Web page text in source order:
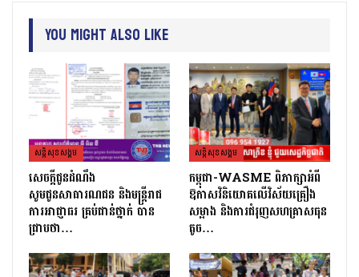
You Might Also Like
សន្តិសុខសង្គម
សេចក្ដីជូនដំណឹង
សូមជូនសាធារណជន និងមន្ត្រីរាជ
ការអាជ្ញាធរ គ្រប់ជាន់ថ្នាក់ បាន
ជ្រាបថា…
សន្តិសុខសង្គម
កម្ពុជា-WASME ពិភាក្សាអំពី
ឱកាសវិនិយោគលើវិស័យគ្រឿង
សម្អាង និងការជំរុញសហគ្រាសធុន
តូច…